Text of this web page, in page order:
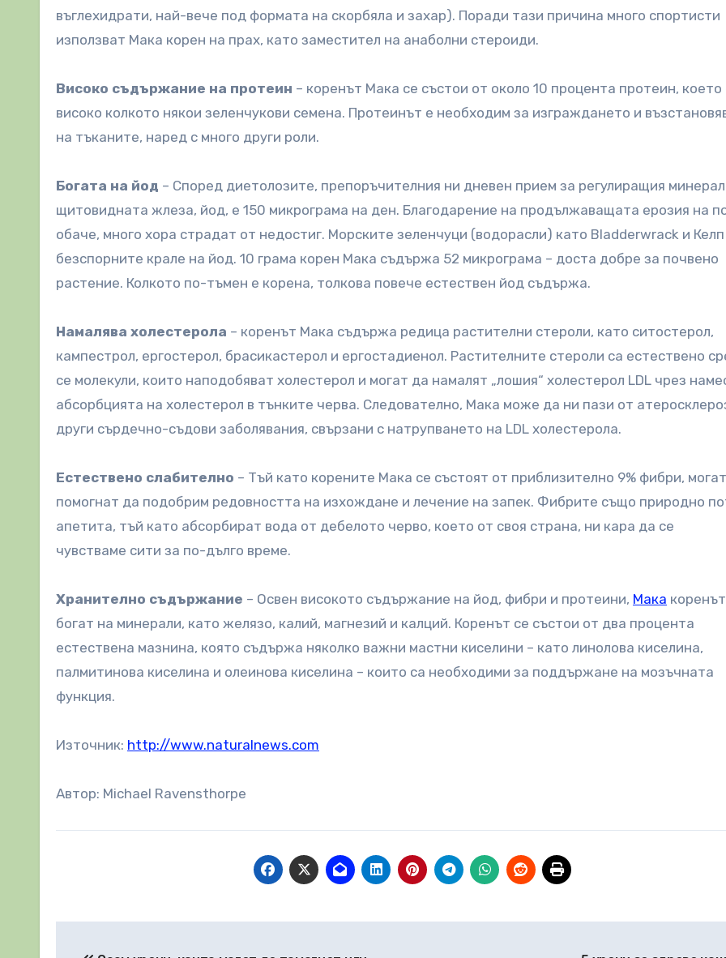
въглехидрати, най-вече под формата на скорбяла и захар). Поради тази причина много спортисти
използват Мака корен на прах, като заместител на анаболни стероиди.
Високо съдържание на протеин – коренът Мака се състои от около 10 процента протеин, което
високо колкото някои зеленчукови семена. Протеинът е необходим за изграждането и
на тъканите, наред с много други роли.
Богата на йод – Според диетолозите, препоръчителния ни дневен прием за регулиращия
щитовидната жлеза, йод, е 150 микрограма на ден. Благодарение на продължаващата ерозия на
обаче, много хора страдат от недостиг. Морските зеленчуци (водорасли) като Bladderwrack и
безспорните крале на йод. 10 грама корен Мака съдържа 52 микрограма – доста добре за почвено
растение. Колкото по-тъмен е корена, толкова повече естествен йод съдържа.
Намалява холестерола – коренът Мака съдържа редица растителни стероли, като ситостерол,
кампестрол, ергостерол, брасикастерол и ергостадиенол. Растителните стероли са естествено
се молекули, които наподобяват холестерол и могат да намалят „лошия“ холестерол LDL чрез
абсорбцията на холестерол в тънките черва. Следователно, Мака може да ни пази от
други сърдечно-съдови заболявания, свързани с натрупването на LDL холестерола.
Естествено слабително – Тъй като корените Мака се състоят от приблизително 9% фибри,
помогнат да подобрим редовността на изхождане и лечение на запек. Фибрите също природно
апетита, тъй като абсорбират вода от дебелото черво, което от своя страна, ни кара да се
чувстваме сити за по-дълго време.
Хранително съдържание – Освен високото съдържание на йод, фибри и протеини, Мака
богат на минерали, като желязо, калий, магнезий и калций. Коренът се състои от два процента
естествена мазнина, която съдържа няколко важни мастни киселини – като линолова киселина,
палмитинова киселина и олеинова киселина – които са необходими за поддържане на мозъчната
функция.
Източник: http://www.naturalnews.com
Автор: Michael Ravensthorpe